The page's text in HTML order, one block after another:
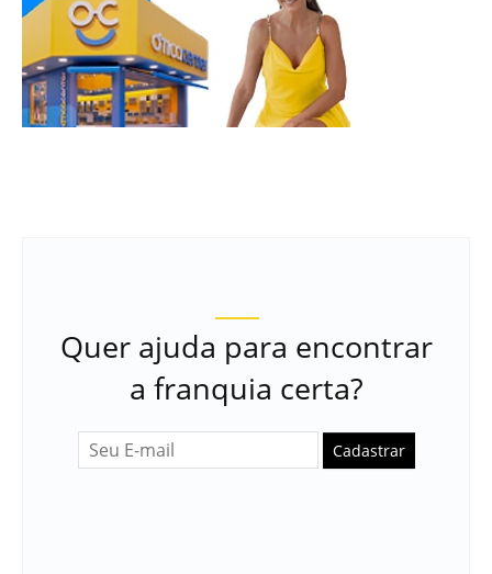
Quer ajuda para encontrar
a franquia certa?
Cadastrar